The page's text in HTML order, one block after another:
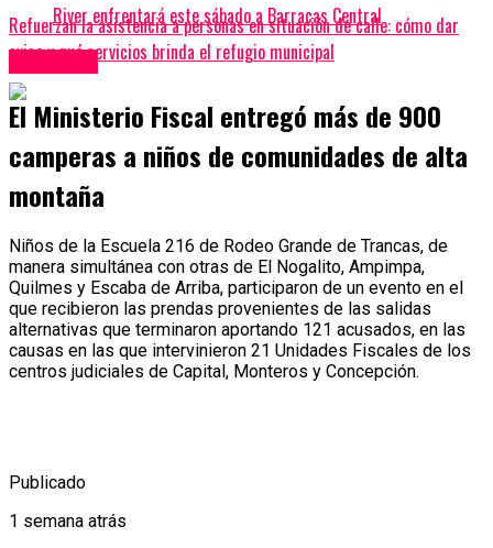
Refuerzan la asistencia a personas en situación de calle: cómo dar
aviso y qué servicios brinda el refugio municipal
River enfrentará este sábado a Barracas Central
El Ministerio Fiscal entregó más de 900
camperas a niños de comunidades de alta
montaña
Niños de la Escuela 216 de Rodeo Grande de Trancas, de
manera simultánea con otras de El Nogalito, Ampimpa,
Quilmes y Escaba de Arriba, participaron de un evento en el
que recibieron las prendas provenientes de las salidas
alternativas que terminaron aportando 121 acusados, en las
causas en las que intervinieron 21 Unidades Fiscales de los
centros judiciales de Capital, Monteros y Concepción.
Publicado
1 semana atrás